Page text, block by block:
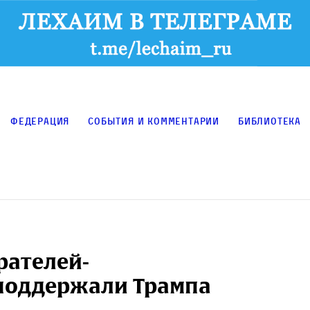
Федерация События и комментарии Библиотека
Трампа